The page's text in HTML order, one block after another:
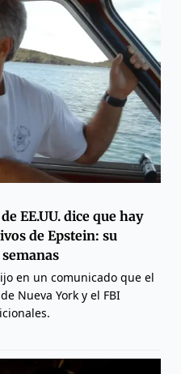
EE.UU. dice que hay
de Epstein: su
en un comunicado que el
Nueva York y el FBI